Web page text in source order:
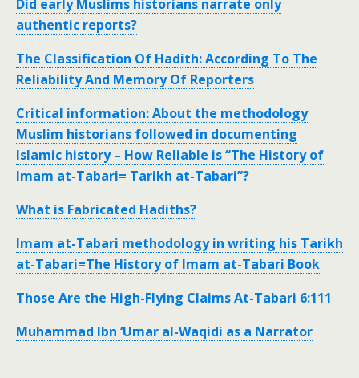
Did early Muslims historians narrate only
authentic reports?
The Classification Of Hadith: According To The
Reliability And Memory Of Reporters
Critical information: About the methodology
Muslim historians followed in documenting
Islamic history – How Reliable is “The History of
Imam at-Tabari= Tarikh at-Tabari”?
What is Fabricated Hadiths?
Imam at-Tabari methodology in writing his Tarikh
at-Tabari=The History of Imam at-Tabari Book
Those Are the High-Flying Claims At-Tabari 6:111
Muhammad Ibn ‘Umar al-Waqidi as a Narrator